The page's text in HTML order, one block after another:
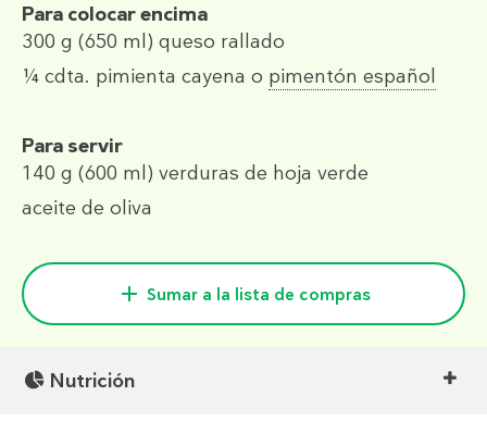
Para colocar encima
300 g (650 ml) queso rallado
¼ cdta. pimienta cayena o pimentón español
Para servir
140 g (600 ml) verduras de hoja verde
aceite de oliva
Sumar a la lista de compras
Nutrición